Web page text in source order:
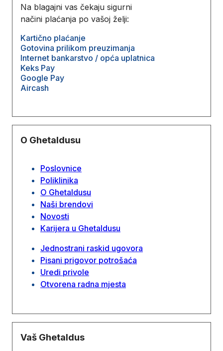
Na blagajni vas čekaju sigurni
načini plaćanja po vašoj želji:
Kartično plaćanje
Gotovina prilikom preuzimanja
Internet bankarstvo / opća uplatnica
Keks Pay
Google Pay
Aircash
O Ghetaldusu
Poslovnice
Poliklinika
O Ghetaldusu
Naši brendovi
Novosti
Karijera u Ghetaldusu
Jednostrani raskid ugovora
Pisani prigovor potrošaća
Uredi privole
Otvorena radna mjesta
Vaš Ghetaldus